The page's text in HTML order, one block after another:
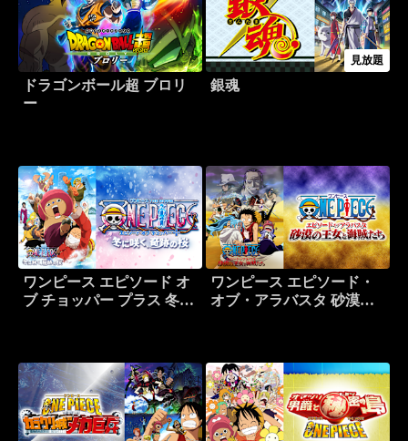
ドラゴンボール超 ブロリ
ー
見放題
銀魂
ワンピース エピソード オ
ブ チョッパー プラス 冬に
ワンピース エピソード・
オブ・アラバスタ 砂漠の